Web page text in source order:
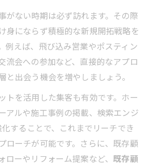
がない時期は必ず訪れます。その際
身にならず積極的な新規開拓戦略を
例えば、飛び込み営業やポスティン
流会への参加など、直接的なアプロ
と出会う機会を増やしましょう。
トを活用した集客も有効です。ホー
アルや施工事例の掲載、検索エンジ
化することで、これまでリーチでき
ローチが可能です。さらに、既存顧
ローやリフォーム提案など、既存顧